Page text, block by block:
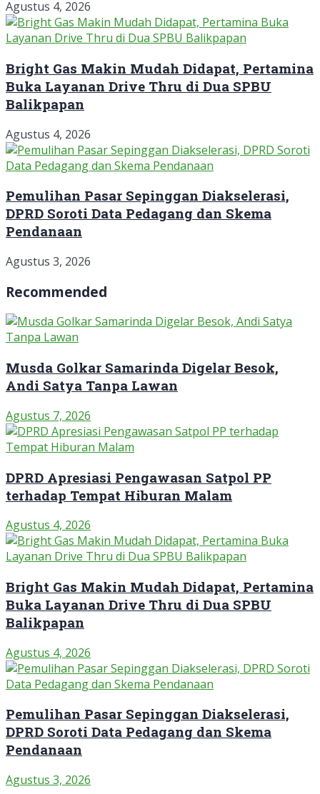
Agustus 4, 2026
Bright Gas Makin Mudah Didapat, Pertamina
Buka Layanan Drive Thru di Dua SPBU
Balikpapan
Agustus 4, 2026
Pemulihan Pasar Sepinggan Diakselerasi,
DPRD Soroti Data Pedagang dan Skema
Pendanaan
Agustus 3, 2026
Recommended
Musda Golkar Samarinda Digelar Besok,
Andi Satya Tanpa Lawan
Agustus 7, 2026
DPRD Apresiasi Pengawasan Satpol PP
terhadap Tempat Hiburan Malam
Agustus 4, 2026
Bright Gas Makin Mudah Didapat, Pertamina
Buka Layanan Drive Thru di Dua SPBU
Balikpapan
Agustus 4, 2026
Pemulihan Pasar Sepinggan Diakselerasi,
DPRD Soroti Data Pedagang dan Skema
Pendanaan
Agustus 3, 2026